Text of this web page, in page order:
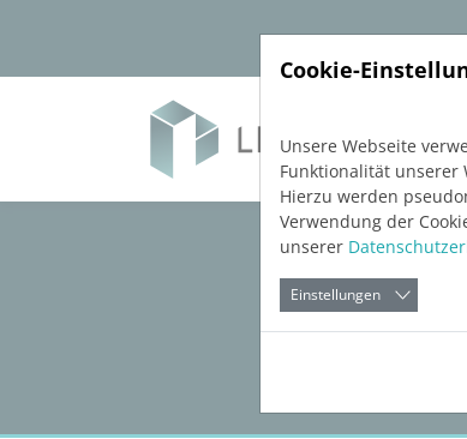
Cookie-
Unsere Webseite
Funktionalität unserer
Hierzu werden
Verwendung der
unserer
Einstellungen